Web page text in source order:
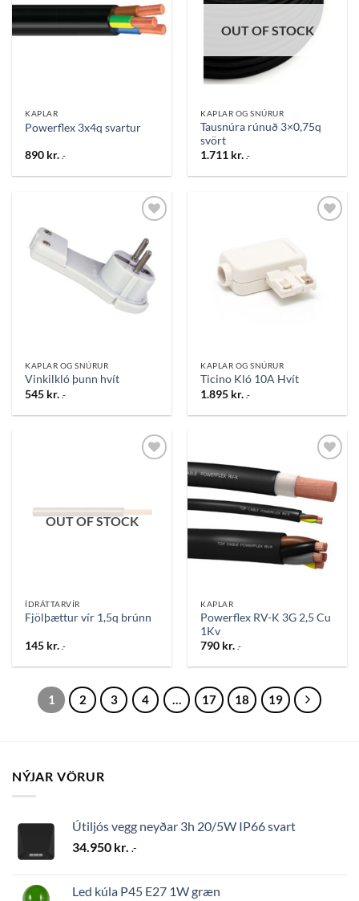
óskalista
KAPLAR
Powerflex 3x4q svartur
890 kr. .-
óskalista
OUT OF STOCK
KAPLAR OG SNÚRUR
Tausnúra rúnuð 3×0,75q
svört
1.711 kr. .-
við á
óskalista
KAPLAR OG SNÚRUR
Vinkilkló þunn hvít
545 kr. .-
óskalista
KAPLAR OG SNÚRUR
Ticino Kló 10A Hvít
1.895 kr. .-
OUT OF STOCK
ÍDRÁTTARVÍR
Fjölþættur vír 1,5q brúnn
145 kr. .-
við á
óskalista
KAPLAR
Powerflex RV-K 3G 2,5 Cu
1Kv
790 kr. .-
1 2 3 4 … 17 18 19
NÝJAR VÖRUR
Útiljós vegg neyðar 3h 20/5W IP66 svart
34.950 kr. .-
Led kúla P45 E27 1W græn